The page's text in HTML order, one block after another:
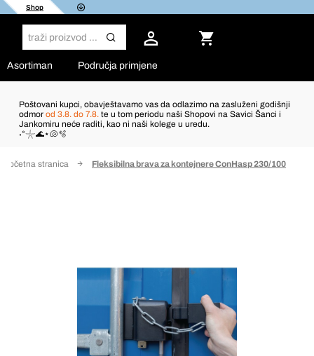
Shop
Asortiman Područja primjene
Poštovani kupci, obavještavamo vas da odlazimo na zasluženi godišnji
odmor od 3.8. do 7.8. te u tom periodu naši Shopovi na Savici Šanci i
Jankomiru neće raditi, kao ni naši kolege u uredu.
˖°𓇼🌊⋆🐚🫧
Početna stranica Fleksibilna brava za kontejnere ConHasp 230/100